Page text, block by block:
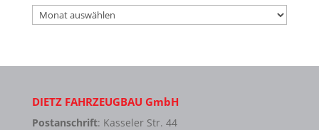
Archiv
DIETZ FAHRZEUGBAU GmbH
Postanschrift: Kasseler Str. 44